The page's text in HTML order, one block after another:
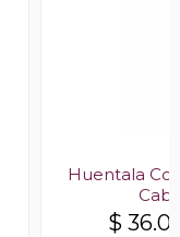
Huentala
$